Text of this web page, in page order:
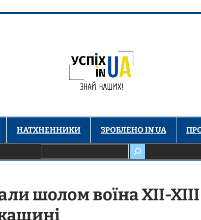
НАТХНЕННИКИ ЗРОБЛЕНО IN UA
шолом воїна XII-XIII